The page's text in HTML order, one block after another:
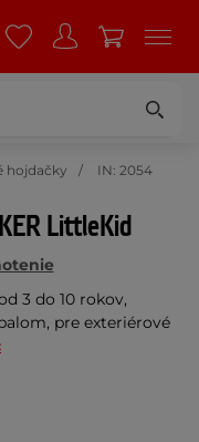
hojdačky IN: 2054
LittleKid
3 do 10 rokov,
pre exteriérové